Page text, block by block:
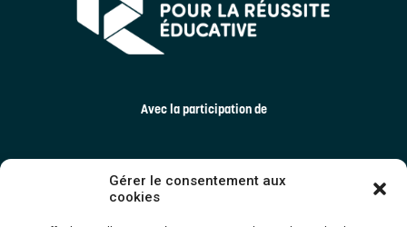
Gérer le consentement aux
cookies
Avec la participation de